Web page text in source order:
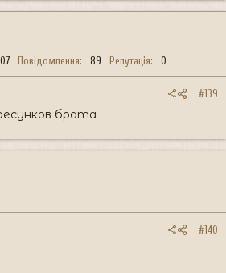
Повідомлення 89 Репутація 0
#139
брата
#140